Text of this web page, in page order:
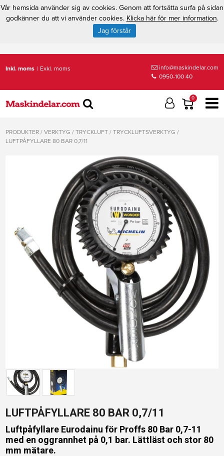
Inkl. moms | Exkl. moms
info@maskindelar.com
0950-100 40
0
PRODUKTER /VERKTYG /TRYCKLUFT /TRYCKLUFTSVERKTYG /
LUFTPÅFYLLARE 80 BAR 0,7/11
LUFTPÅFYLLARE 80 BAR 0,7/11
Luftpåfyllare Eurodainu för Proffs 80 Bar 0,7-11
med en oggrannhet på 0,1 bar. Lättläst och stor 80
mm mätare.
Vår hemsida använder sig av cookies. Genom att fortsätta surfa på sidan
godkänner du att vi använder cookies. Klicka här för mer information.
Jag förstår